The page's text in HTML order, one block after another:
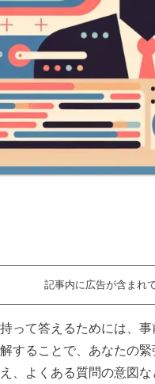
記事内に広告が含まれ
って答えるためには、
することで、あなたの
、よくある質問の意図